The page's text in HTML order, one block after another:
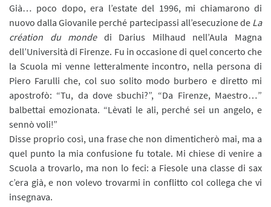
Già… poco dopo, era l’estate del 1996, mi chiamarono di
nuovo dalla Giovanile perché partecipassi all’esecuzione de La
création du mondedi Darius Milhaud nell’Aula Magna
dell’Università di Firenze. Fu in occasione di quel concerto che
la Scuola mi venne letteralmente incontro, nella persona di
Piero Farulli che, col suo solito modo burbero e diretto mi
apostrofò: “Tu, da dove sbuchi?”, “Da Firenze, Maestro…”
balbettai emozionata. “Lèvati le ali, perché sei un angelo, e
sennò voli!”
Disse proprio così, una frase che non dimenticherò mai, ma a
quel punto la mia confusione fu totale. Mi chiese di venire a
Scuola a trovarlo, ma non lo feci: a Fiesole una classe di sax
c’era già, e non volevo trovarmi in conflitto col collega che vi
insegnava.